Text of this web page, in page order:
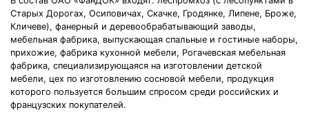
Старых Дорогах, Осиповичах, Скачке, Гродянке, Липене, Броже,
Кличеве), фанерный и деревообрабатывающий заводы,
мебельная фабрика, выпускающая спальные и гостиные наборы,
прихожие, фабрика кухонной мебели, Рогачевская мебельная
фабрика, специализирующаяся на изготовлении детской
мебели, цех по изготовлению сосновой мебели, продукция
которого пользуется большим спросом среди российских и
французских покупателей.